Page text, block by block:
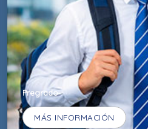
Pregrado
MÁS INFORMACIÓN